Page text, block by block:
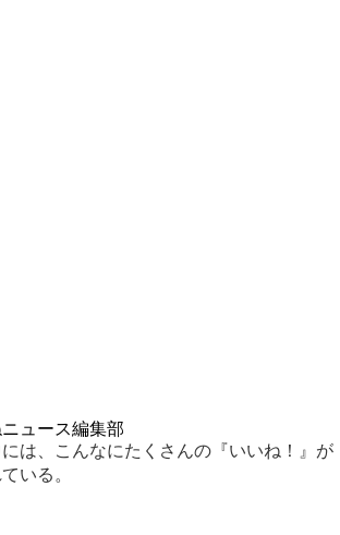
ュース編集部
は、こんなにたくさんの『いいね！』が
いる。